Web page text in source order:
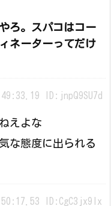
ろ。スパコはコー
ネーターってだけ
ID:jnpQ9SU7d
えよな
な態度に出られる
ID:CgC3jx9lx